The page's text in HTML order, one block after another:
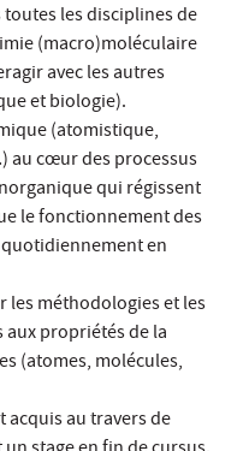
les disciplines de
(macro)moléculaire
avec les autres
et biologie).
(atomistique,
cœur des processus
qui régissent
le fonctionnement des
en
les méthodologies et les
propriétés de la
(atomes, molécules,
acquis au travers de